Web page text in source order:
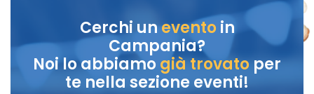
Cerchi unevento in
Campania?
Noi lo abbiamo già trovatoper
te nella sezione eventi!